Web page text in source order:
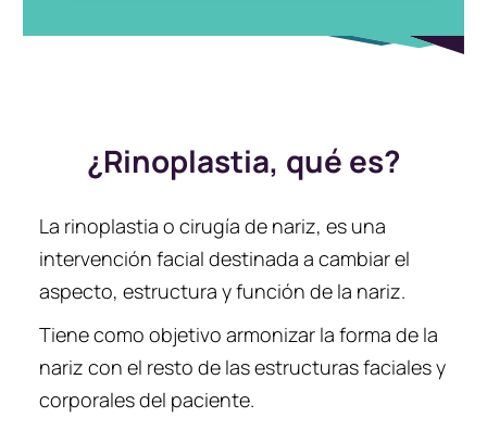
¿Rinoplastia, qué es?
La rinoplastia o cirugía de nariz, es una
intervención facial destinada a cambiar el
aspecto, estructura y función de la nariz.
Tiene como objetivo armonizar la forma de la
nariz con el resto de las estructuras faciales y
corporales del paciente.